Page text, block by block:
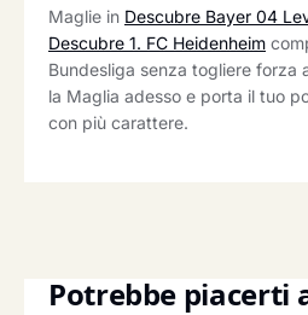
Maglie in Descubre Bayer 04
Descubre 1. FC Heidenheim
Bundesliga senza togliere forza
la Maglia adesso e porta il tuo
con più carattere.
Potrebbe piacerti